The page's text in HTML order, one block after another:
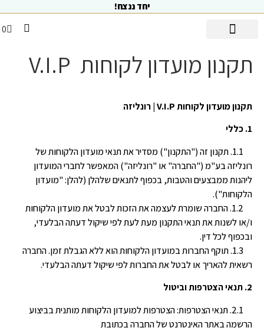
יחד ננצח!
0
תקנון מועדון לקוחות V.I.P
תקנון מועדון לקוחות V.I.P | רונליזה
1. כללי
1.1. תקנון זה ("התקנון") מסדיר את תנאי מועדון הלקוחות של
רונליזה בע"מ ("החברה" או "רונליזה") המאפשר לחברי המועדון
ליהנות ממבצעים והטבות, בכפוף לתנאים שלהלן (להלן: "מועדון
הלקוחות").
1.2. החברה שומרת לעצמה את הזכות לבטל את מועדון הלקוחות
ו/או לשנות את תנאי התקנון מעת לעת לפי שיקול דעתה הבלעדי,
ובכפוף לכל דין.
1.3. תוקף החברות במועדון הלקוחות הוא ללא הגבלת זמן. החברה
רשאית להאריך או לבטל את החברות לפי שיקול דעתה הבלעדי.
2. תנאי הצטרפות וביטול
2.1. תנאי הצטרפות: הצטרפות למועדון הלקוחות מותנית בביצוע
הרשמה באתר האינטרנט של החברה בכתובת